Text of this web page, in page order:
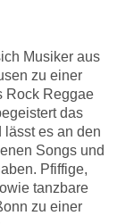
Musiker aus
zu einer
Rock Reggae
das
lässt es an den
Songs und
Pfiffige,
tanzbare
zu einer